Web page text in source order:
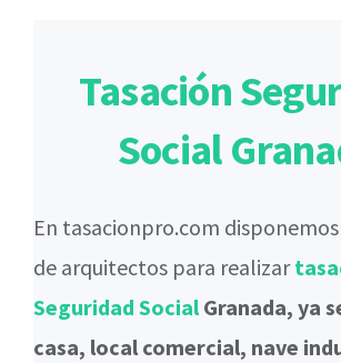
Tasación
Social
En tasacionpro.com
de arquitectos para realizar
Seguridad SocialGranada, ya
casa, local comercial, nave